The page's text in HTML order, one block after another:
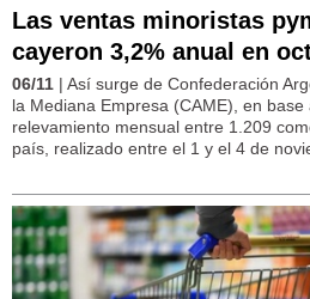
Las ventas minoristas
cayeron 3,2% anual en
06/11 | Así surge de Confederación
la Mediana Empresa (CAME), en base
relevamiento mensual entre 1.209
país, realizado entre el 1 y el 4 de